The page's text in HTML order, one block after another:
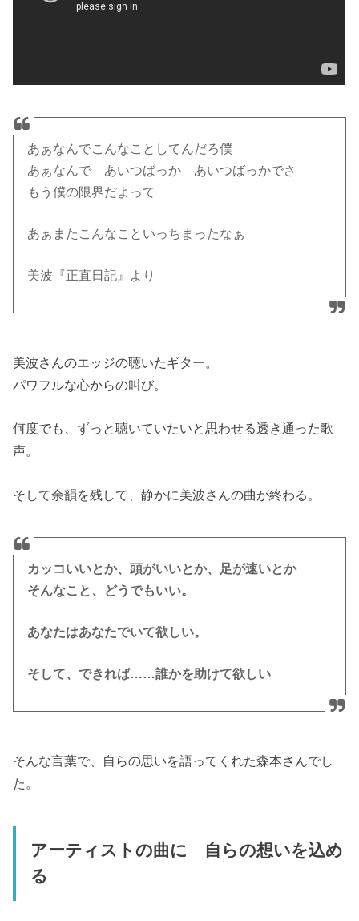
あぁなんでこんなことしてんだろ僕
あぁなんで あいつばっか あいつばっかでさ
もう僕の限界だよって
あぁまたこんなこといっちまったなぁ
美波『正直日記』より
美波さんのエッジの聴いたギター。
パワフルな心からの叫び。
何度でも、ずっと聴いていたいと思わせる透き通った歌
声。
そして余韻を残して、静かに美波さんの曲が終わる。
カッコいいとか、頭がいいとか、足が速いとか
そんなこと、どうでもいい。
あなたはあなたでいて欲しい。
そして、できれば……誰かを助けて欲しい
そんな言葉で、自らの思いを語ってくれた森本さんでし
た。
アーティストの曲に 自らの想いを込め
る